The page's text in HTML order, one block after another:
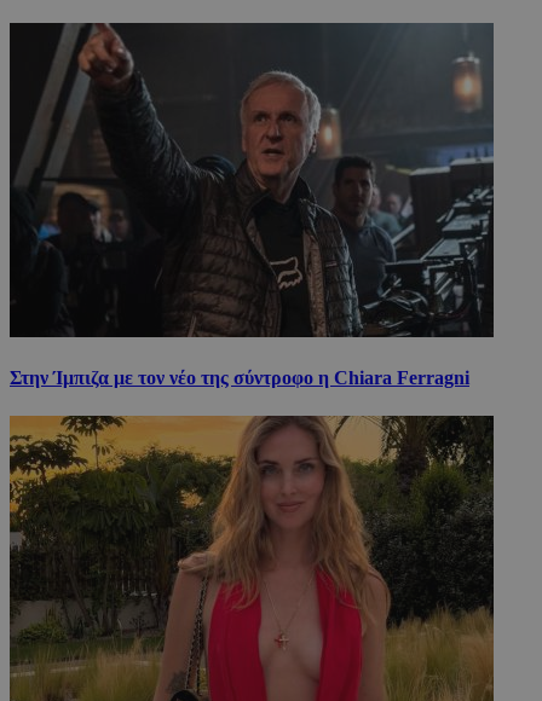
Στην Ίμπιζα με τον νέο της σύντροφο η Chiara Ferragni